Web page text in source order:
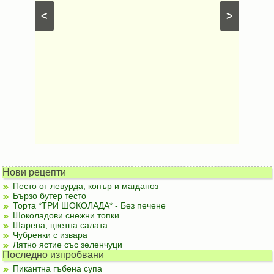
>
<
Нови рецепти
Песто от левурда, копър и магданоз
Бързо бутер тесто
Торта *ТРИ ШОКОЛАДА* - Без печене
Шоколадови снежни топки
Шарена, цветна салата
Чубренки с извара
Лятно ястие със зеленчуци
Последно изпробвани
Пикантна гъбена супа